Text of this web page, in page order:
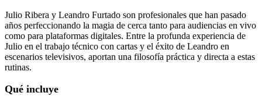
Julio Ribera y Leandro Furtado son profesionales que han pasado
años perfeccionando la magia de cerca tanto para audiencias en vivo
como para plataformas digitales. Entre la profunda experiencia de
Julio en el trabajo técnico con cartas y el éxito de Leandro en
escenarios televisivos, aportan una filosofía práctica y directa a estas
rutinas.
Qué incluye